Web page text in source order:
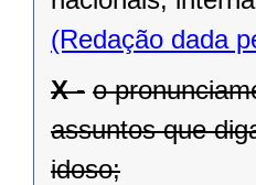
(Redação dada
X - o
assuntos que
idoso;